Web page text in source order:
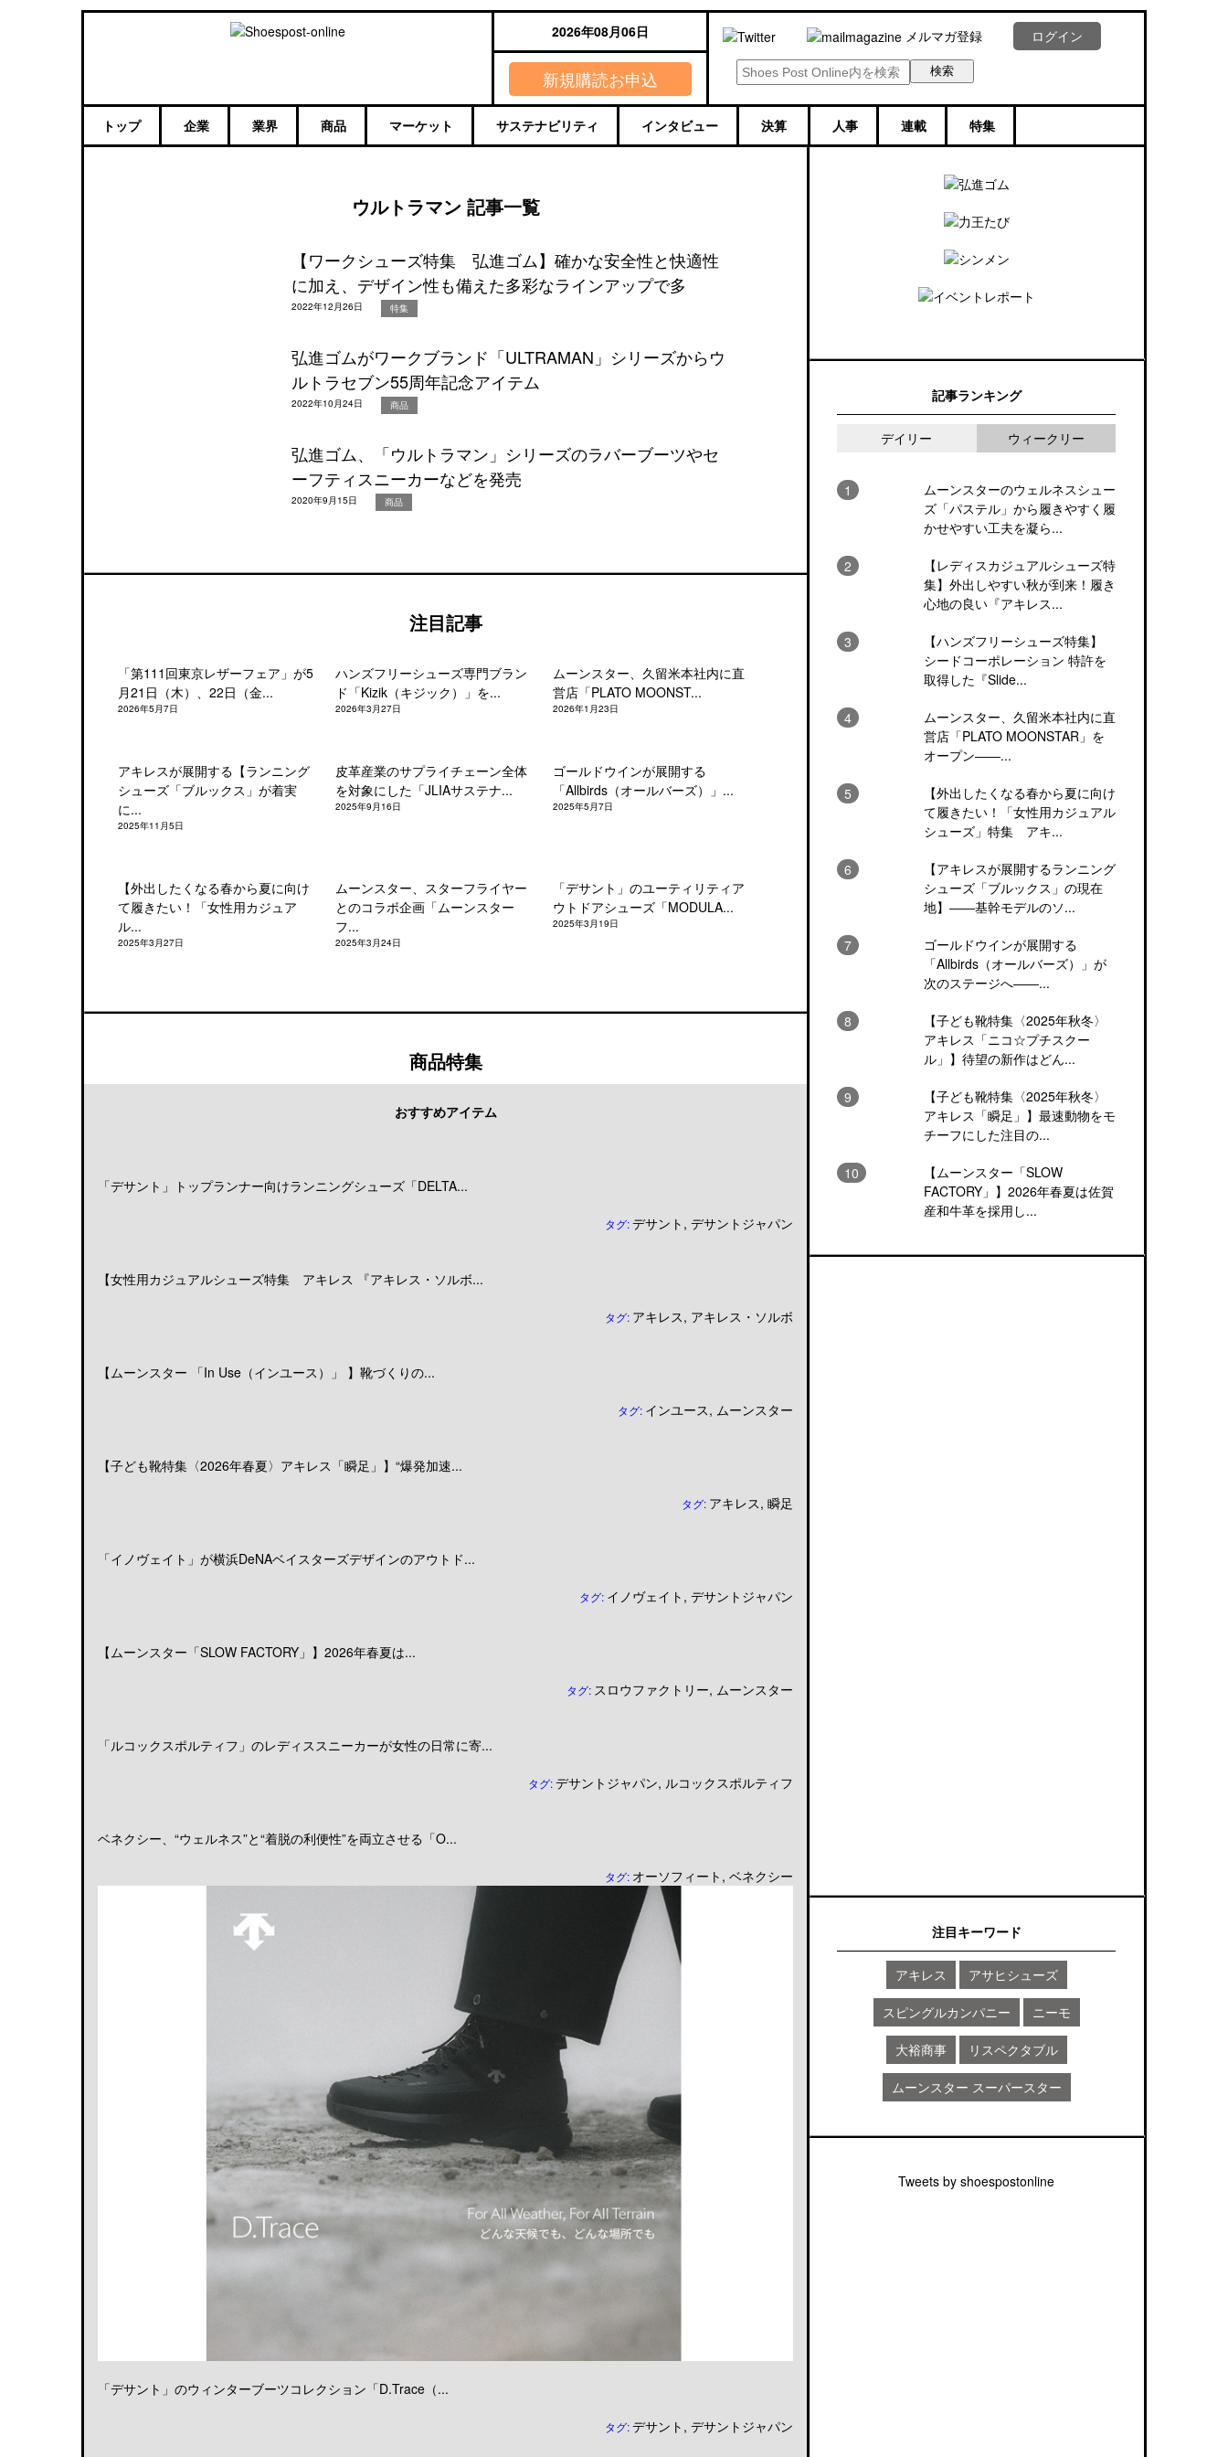
2026年08月06日
新規購読お申込
メルマガ登録 ログイン
トップ 企業 業界 商品 マーケット サステナビリティ インタビュー 決算 人事 連載 特集
ウルトラマン 記事一覧
【ワークシューズ特集 弘進ゴム】確かな安全性と快適性
に加え、デザイン性も備えた多彩なラインアップで多
2022年12月26日 特集
弘進ゴムがワークブランド「ULTRAMAN」シリーズからウ
ルトラセブン55周年記念アイテム
2022年10月24日 商品
弘進ゴム、「ウルトラマン」シリーズのラバーブーツやセ
ーフティスニーカーなどを発売
2020年9月15日 商品
注目記事
「第111回東京レザーフェア」が5
月21日（木）、22日（金...
2026年5月7日
ハンズフリーシューズ専門ブラン
ド「Kizik（キジック）」を...
2026年3月27日
ムーンスター、久留米本社内に直
営店「PLATO MOONST...
2026年1月23日
アキレスが展開する【ランニング
シューズ「ブルックス」が着実
に...
2025年11月5日
皮革産業のサプライチェーン全体
を対象にした「JLIAサステナ...
2025年9月16日
ゴールドウインが展開する
「Allbirds（オールバーズ）」...
2025年5月7日
【外出したくなる春から夏に向け
て履きたい！「女性用カジュア
ル...
2025年3月27日
ムーンスター、スターフライヤー
とのコラボ企画「ムーンスター
フ...
2025年3月24日
「デサント」のユーティリティア
ウトドアシューズ「MODULA...
2025年3月19日
商品特集
おすすめアイテム
「デサント」トップランナー向けランニングシューズ「DELTA...
タグ:デサント , デサントジャパン
【女性用カジュアルシューズ特集 アキレス 『アキレス・ソルボ...
タグ: アキレス, アキレス・ソルボ
【ムーンスター 「In Use（インユース）」 】靴づくりの...
タグ: インユース, ムーンスター
【子ども靴特集〈2026年春夏〉アキレス「瞬足」】“爆発加速...
タグ: アキレス, 瞬足
「イノヴェイト」が横浜DeNAベイスターズデザインのアウトド...
タグ: イノヴェイト , デサントジャパン
【ムーンスター「SLOW FACTORY」】2026年春夏は...
タグ: スロウファクトリー, ムーンスター
「ルコックスポルティフ」のレディススニーカーが女性の日常に寄...
タグ:デサントジャパン, ルコックスポルティフ
ベネクシー、“ウェルネス”と“着脱の利便性”を両立させる「O...
タグ: オーソフィート , ベネクシー
「デサント」のウィンターブーツコレクション「D.Trace（...
タグ:デサント , デサントジャパン
記事ランキング
デイリー ウィークリー
ムーンスターのウェルネスシュー
ズ「パステル」から履きやすく履
かせやすい工夫を凝ら...
【レディスカジュアルシューズ特
集】外出しやすい秋が到来！履き
心地の良い『アキレス...
【ハンズフリーシューズ特集】
シードコーポレーション 特許を
取得した『Slide...
ムーンスター、久留米本社内に直
営店「PLATO MOONSTAR」を
オープン――...
【外出したくなる春から夏に向け
て履きたい！「女性用カジュアル
シューズ」特集 アキ...
【アキレスが展開するランニング
シューズ「ブルックス」の現在
地】――基幹モデルのソ...
ゴールドウインが展開する
「Allbirds（オールバーズ）」が
次のステージへ――...
【子ども靴特集〈2025年秋冬〉
アキレス「ニコ☆プチスクー
ル」】待望の新作はどん...
【子ども靴特集〈2025年秋冬〉
アキレス「瞬足」】最速動物をモ
チーフにした注目の...
【ムーンスター「SLOW
FACTORY」】2026年春夏は佐賀
産和牛革を採用し...
注目キーワード
アキレス アサヒシューズ
スピングルカンパニー ニーモ
大裕商事 リスペクタブル
ムーンスター スーパースター
Tweets by shoespostonline